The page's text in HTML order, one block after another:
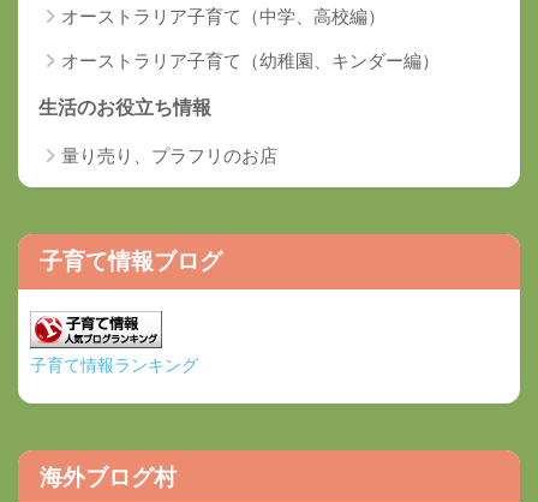
オーストラリア子育て（中学、高校編）
オーストラリア子育て（幼稚園、キンダー編）
生活のお役立ち情報
量り売り、プラフリのお店
子育て情報ブログ
子育て情報ランキング
海外ブログ村